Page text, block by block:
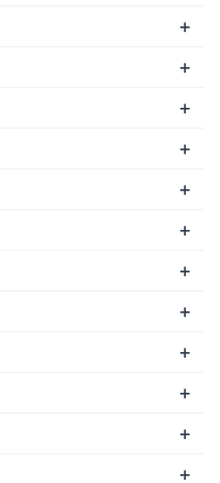
+
+
+
+
+
+
+
+
+
+
+
+